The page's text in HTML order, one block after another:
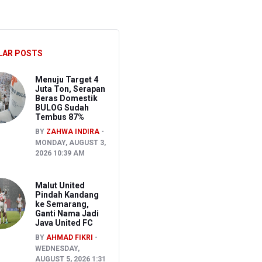
Pembakaran Lahan untuk Membuka Kebun Warga
POSTS
Menuju Target 4
Juta Ton, Serapan
Beras Domestik
BULOG Sudah
Tembus 87%
BY ZAHWA INDIRA
MONDAY, AUGUST 3,
2026 10:39 AM
Malut United
Pindah Kandang
ke Semarang,
Ganti Nama Jadi
Java United FC
BY AHMAD FIKRI
WEDNESDAY,
AUGUST 5, 2026 1:31